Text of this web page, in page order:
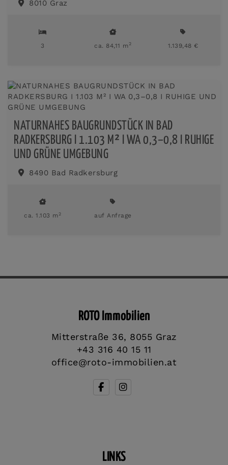
8010 Graz
3 ca. 84,11 m2 1.139,48 €
NATURNAHES BAUGRUNDSTÜCK IN BAD
RADKERSBURG I 1.103 M² I WA 0,3–0,8 I RUHIGE
UND GRÜNE UMGEBUNG
8490 Bad Radkersburg
ca. 1.103 m2 auf Anfrage
ROTO Immobilien
Mitterstraße 36, 8055 Graz
+43 316 40 15 11
office@roto-immobilien.at
LINKS